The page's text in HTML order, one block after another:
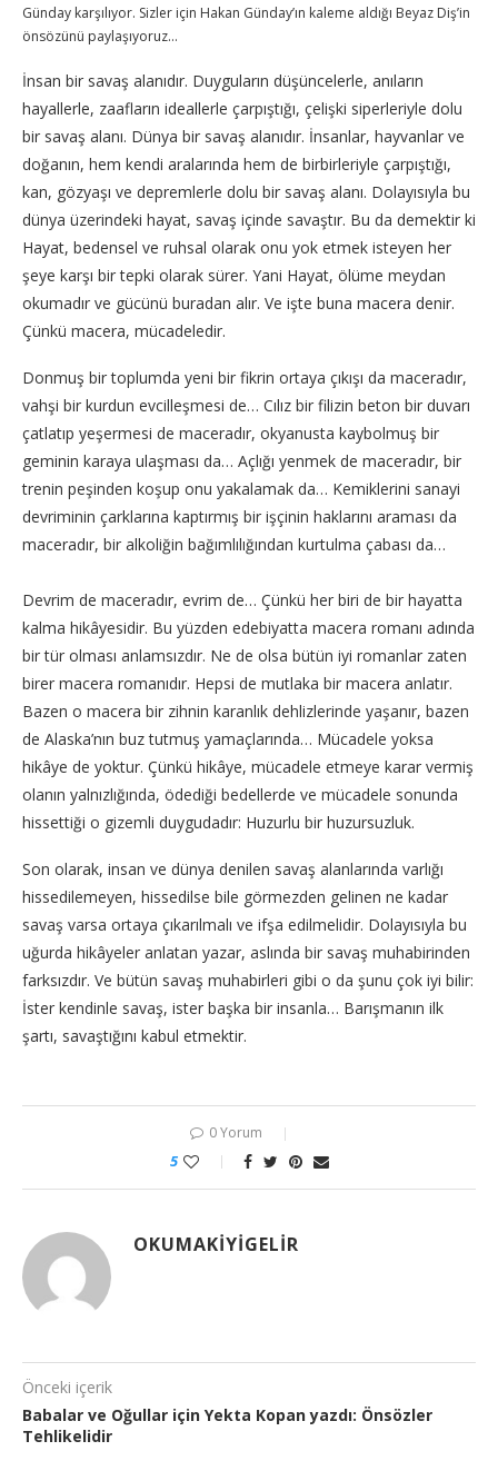
Günday karşılıyor. Sizler için Hakan Günday’ın kaleme aldığı Beyaz Diş’in
önsözünü paylaşıyoruz…
İnsan bir savaş alanıdır. Duyguların düşüncelerle, anıların
hayallerle, zaafların ideallerle çarpıştığı, çelişki siperleriyle dolu
bir savaş alanı. Dünya bir savaş alanıdır. İnsanlar, hayvanlar ve
doğanın, hem kendi aralarında hem de birbirleriyle çarpıştığı,
kan, gözyaşı ve depremlerle dolu bir savaş alanı. Dolayısıyla bu
dünya üzerindeki hayat, savaş içinde savaştır. Bu da demektir ki
Hayat, bedensel ve ruhsal olarak onu yok etmek isteyen her
şeye karşı bir tepki olarak sürer. Yani Hayat, ölüme meydan
okumadır ve gücünü buradan alır. Ve işte buna macera denir.
Çünkü macera, mücadeledir.
Donmuş bir toplumda yeni bir fikrin ortaya çıkışı da maceradır,
vahşi bir kurdun evcilleşmesi de… Cılız bir filizin beton bir duvarı
çatlatıp yeşermesi de maceradır, okyanusta kaybolmuş bir
geminin karaya ulaşması da… Açlığı yenmek de maceradır, bir
trenin peşinden koşup onu yakalamak da… Kemiklerini sanayi
devriminin çarklarına kaptırmış bir işçinin haklarını araması da
maceradır, bir alkoliğin bağımlılığından kurtulma çabası da…
Devrim de maceradır, evrim de… Çünkü her biri de bir hayatta
kalma hikâyesidir. Bu yüzden edebiyatta macera romanı adında
bir tür olması anlamsızdır. Ne de olsa bütün iyi romanlar zaten
birer macera romanıdır. Hepsi de mutlaka bir macera anlatır.
Bazen o macera bir zihnin karanlık dehlizlerinde yaşanır, bazen
de Alaska’nın buz tutmuş yamaçlarında… Mücadele yoksa
hikâye de yoktur. Çünkü hikâye, mücadele etmeye karar vermiş
olanın yalnızlığında, ödediği bedellerde ve mücadele sonunda
hissettiği o gizemli duygudadır: Huzurlu bir huzursuzluk.
Son olarak, insan ve dünya denilen savaş alanlarında varlığı
hissedilemeyen, hissedilse bile görmezden gelinen ne kadar
savaş varsa ortaya çıkarılmalı ve ifşa edilmelidir. Dolayısıyla bu
uğurda hikâyeler anlatan yazar, aslında bir savaş muhabirinden
farksızdır. Ve bütün savaş muhabirleri gibi o da şunu çok iyi bilir:
İster kendinle savaş, ister başka bir insanla… Barışmanın ilk
şartı, savaştığını kabul etmektir.
0 Yorum
5
OKUMAKIYIGELIR
Önceki içerik
Babalar ve Oğullar için Yekta Kopan yazdı: Önsözler
Tehlikelidir